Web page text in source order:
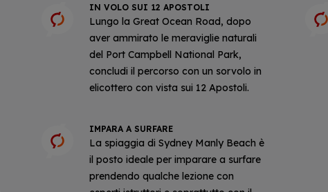
IN VOLO SUI 12 APOSTOLI
Lungo la Great Ocean Road, dopo
aver ammirato le meraviglie naturali
del Port Campbell National Park,
concludi il percorso con un sorvolo in
elicottero con vista sui 12 Apostoli.
IMPARA A SURFARE
La spiaggia di Sydney Manly Beach è
il posto ideale per imparare a surfare
prendendo qualche lezione con